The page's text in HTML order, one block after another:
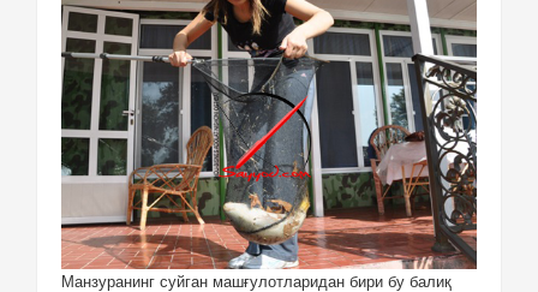
Манзуранинг суйган машғулотларидан бири бу балиқ